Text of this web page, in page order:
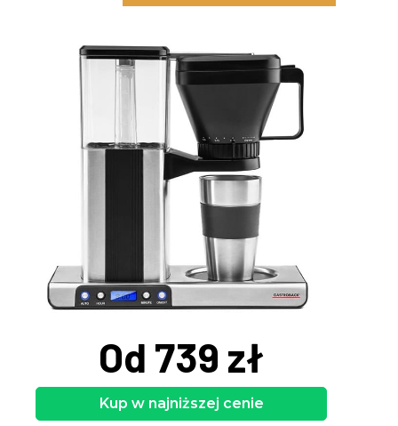
Od 739 zł
Kup w najniższej cenie